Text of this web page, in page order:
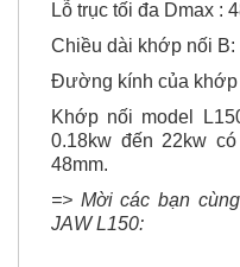
Lỗ trục tối đa Dmax :
Chiều dài khớp nối B:
Đường kính của khớp
Khớp nối model
0.18kw đến 22kw
48mm.
=> Mời các bạn
JAW L150: